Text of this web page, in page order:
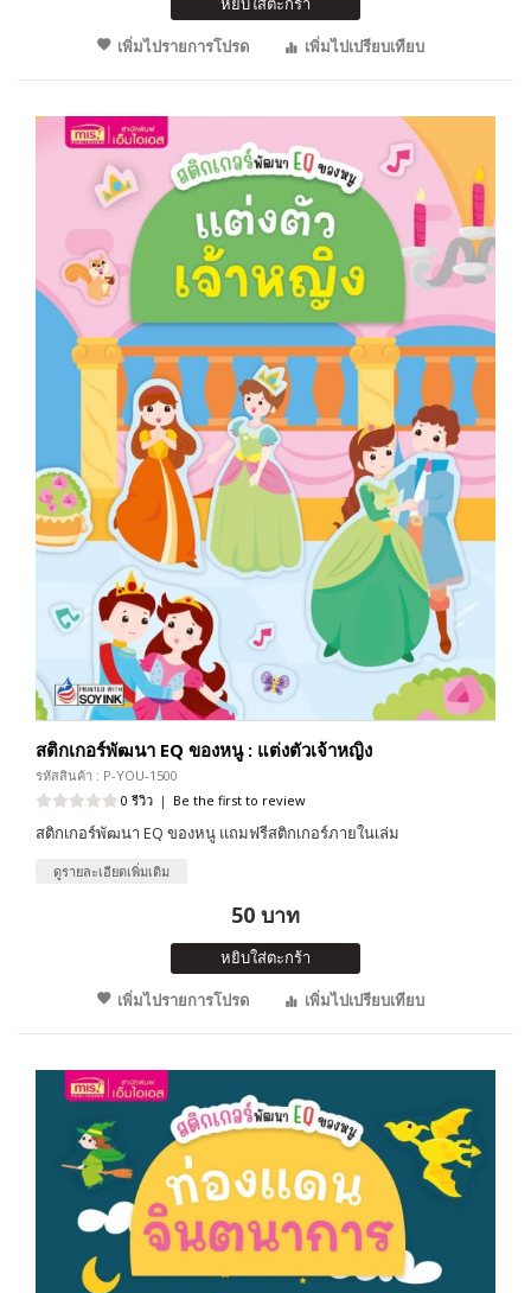
เพิ่มไปรายการโปรด
เพิ่มไปเปรียบเทียบ
สติกเกอร์พัฒนา EQ ของหนู : แต่งตัวเจ้าหญิง
รหัสสินค้า : P-YOU-1500
0 รีวิว | Be the first to review
สติกเกอร์พัฒนา EQ ของหนู แถมฟรีสติกเกอร์ภายในเล่ม
ดูรายละเอียดเพิ่มเติม
50 บาท
หยิบใส่ตะกร้า
เพิ่มไปรายการโปรด
เพิ่มไปเปรียบเทียบ